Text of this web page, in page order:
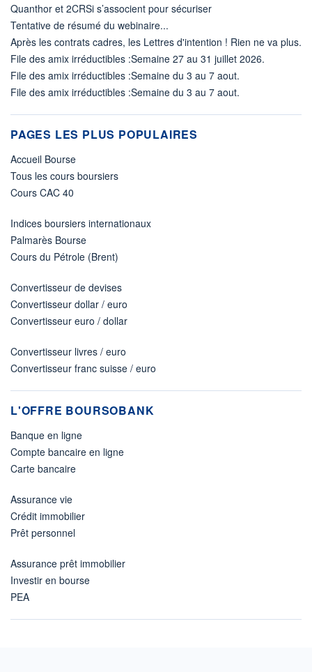
Quanthor et 2CRSi s’associent pour sécuriser
Tentative de résumé du webinaire...
Après les contrats cadres, les Lettres d'intention ! Rien ne va plus.
File des amix irréductibles :Semaine 27 au 31 juillet 2026.
File des amix irréductibles :Semaine du 3 au 7 aout.
File des amix irréductibles :Semaine du 3 au 7 aout.
PAGES LES PLUS POPULAIRES
Accueil Bourse
Tous les cours boursiers
Cours CAC 40
Indices boursiers internationaux
Palmarès Bourse
Cours du Pétrole (Brent)
Convertisseur de devises
Convertisseur dollar / euro
Convertisseur euro / dollar
Convertisseur livres / euro
Convertisseur franc suisse / euro
L'OFFRE BOURSOBANK
Banque en ligne
Compte bancaire en ligne
Carte bancaire
Assurance vie
Crédit immobilier
Prêt personnel
Assurance prêt immobilier
Investir en bourse
PEA